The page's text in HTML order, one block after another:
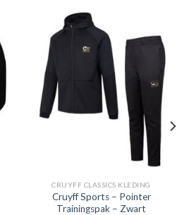
CRUYFF CLASSICS KLEDING
Cruyff Sports – Pointer
Trainingspak – Zwart